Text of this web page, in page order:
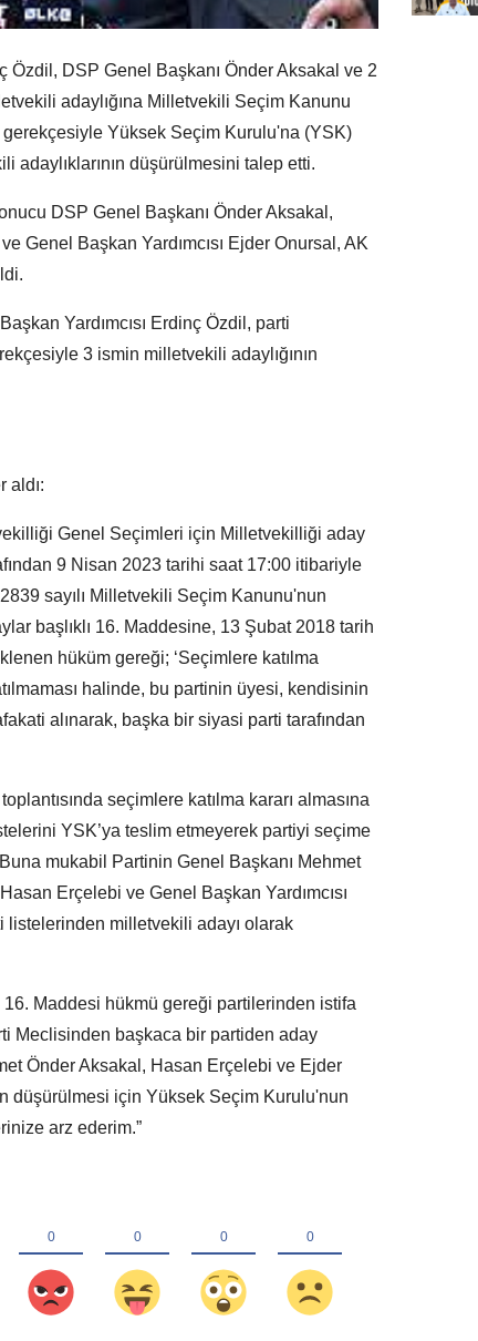
Özdil, DSP Genel Başkanı Önder Aksakal ve 2
adaylığına Milletvekili Seçim Kanunu
gerekçesiyle Yüksek Seçim Kurulu'na (YSK)
adaylıklarının düşürülmesini talep etti.
DSP Genel Başkanı Önder Aksakal,
Genel Başkan Yardımcısı Ejder Onursal, AK
Yardımcısı Erdinç Özdil, parti
3 ismin milletvekili adaylığının
aldı:
Genel Seçimleri için Milletvekilliği aday
9 Nisan 2023 tarihi saat 17:00 itibariyle
sayılı Milletvekili Seçim Kanunu'nun
başlıklı 16. Maddesine, 13 Şubat 2018 tarih
hüküm gereği; ‘Seçimlere katılma
halinde, bu partinin üyesi, kendisinin
alınarak, başka bir siyasi parti tarafından
seçimlere katılma kararı almasına
YSK’ya teslim etmeyerek partiyi seçime
mukabil Partinin Genel Başkanı Mehmet
Erçelebi ve Genel Başkan Yardımcısı
listelerinden milletvekili adayı olarak
Maddesi hükmü gereği partilerinden istifa
Meclisinden başkaca bir partiden aday
Önder Aksakal, Hasan Erçelebi ve Ejder
düşürülmesi için Yüksek Seçim Kurulu'nun
arz ederim.”